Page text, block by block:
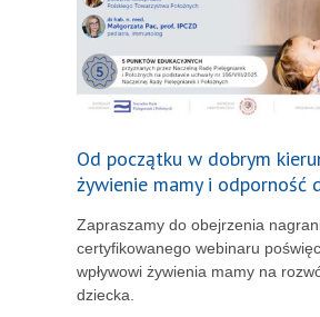
Od początku w dobrym
żywienie mamy i odporność
Zapraszamy do obejrzenia
certyfikowanego webinaru
wpływowi żywienia mamy na
dziecka.